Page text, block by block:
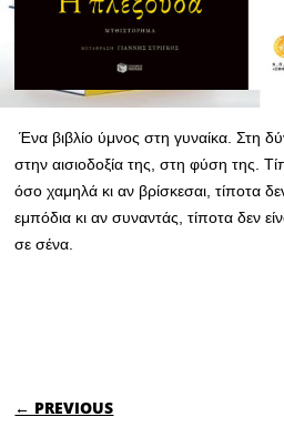
Ένα βιβλίο ύμνος στη γυναίκα. Στη
στην αισιοδοξία της, στη φύση της.
όσο χαμηλά κι αν βρίσκεσαι, τίποτα
εμπόδια κι αν συναντάς, τίποτα δεν
σε σένα.
POST
← PREVIOUS